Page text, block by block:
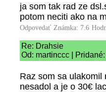
ja som tak rad ze
potom neciti ako na
Odpovedať Známka: 7.6
Re: Drahsie
Od: martinccc |
Raz som sa ulakomil
nesadol a je o 30€